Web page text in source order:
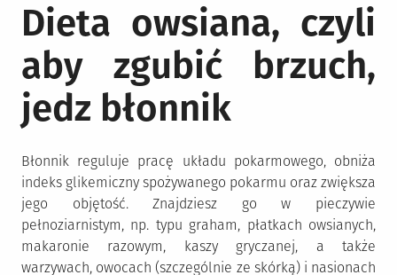
Dieta owsiana, czyli
aby zgubić brzuch,
jedz błonnik
Błonnik reguluje pracę układu pokarmowego, obniża
indeks glikemiczny spożywanego pokarmu oraz zwiększa
jego objętość. Znajdziesz go w pieczywie
pełnoziarnistym, np. typu graham, płatkach owsianych,
makaronie razowym, kaszy gryczanej, a także
warzywach, owocach (szczególnie ze skórką) i nasionach